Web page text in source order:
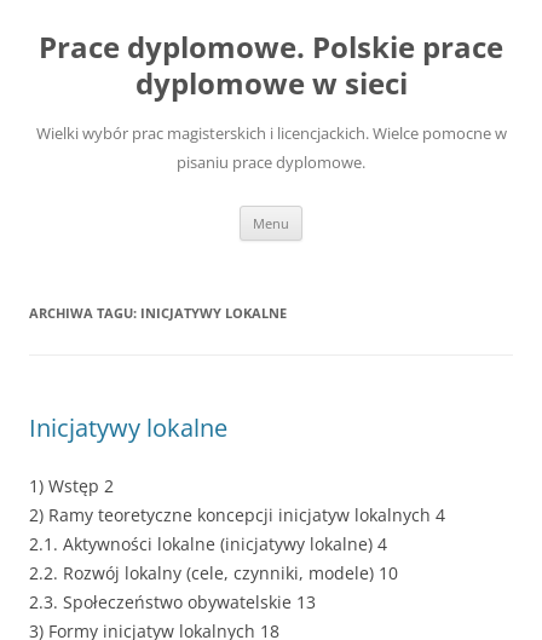
treści
Prace dyplomowe. Polskie prace
dyplomowe w sieci
Wielki wybór prac magisterskich i licencjackich. Wielce pomocne w
pisaniu prace dyplomowe.
Menu
ARCHIWA TAGU: INICJATYWY LOKALNE
Inicjatywy lokalne
1) Wstęp 2
2) Ramy teoretyczne koncepcji inicjatyw lokalnych 4
2.1. Aktywności lokalne (inicjatywy lokalne) 4
2.2. Rozwój lokalny (cele, czynniki, modele) 10
2.3. Społeczeństwo obywatelskie 13
3) Formy inicjatyw lokalnych 18